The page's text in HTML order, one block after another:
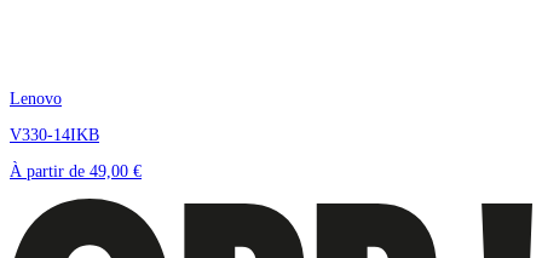
Lenovo
V330-14IKB
À partir de 49,00 €